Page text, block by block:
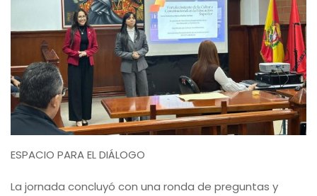
ESPACIO PARA EL DIÁLOGO
La jornada concluyó con una ronda de preguntas y